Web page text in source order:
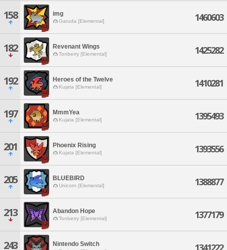
158 img
Garuda [Elemental] 1460603
182 Revenant Wings
Tonberry [Elemental] 1425282
192 Heroes of the Twelve
Kujata [Elemental] 1410281
197 MmmYea
Kujata [Elemental] 1395493
201 Phoenix Rising
Kujata [Elemental] 1393556
205 BLUEBIRD
Unicorn [Elemental] 1388877
213 Abandon Hope
Tonberry [Elemental] 1377179
243 Nintendo Switch 1341222